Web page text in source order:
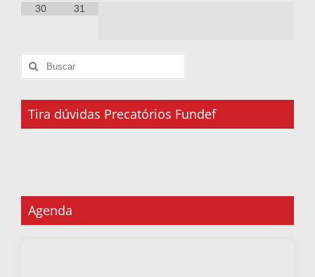
30 31
Tira dúvidas Precatórios Fundef
Agenda